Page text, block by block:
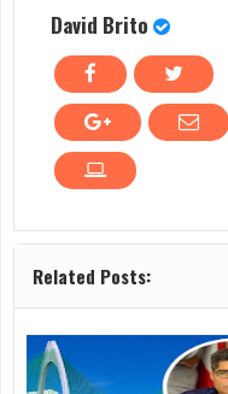
David Brito
Related Posts: